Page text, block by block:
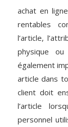
achat en
rentables
l’article,
physique ou
également
article dans
client doit
l’article
personnel